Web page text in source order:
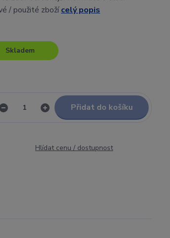
/ použité zbožícelý popis
Skladem
Přidat do košíku
Hlídat cenu / dostupnost